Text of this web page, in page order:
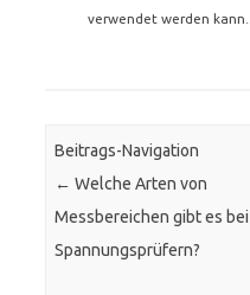
verwendet werden kann...
Beitrags-Navigation
← Welche Arten von
Messbereichen gibt es bei
Spannungsprüfern?